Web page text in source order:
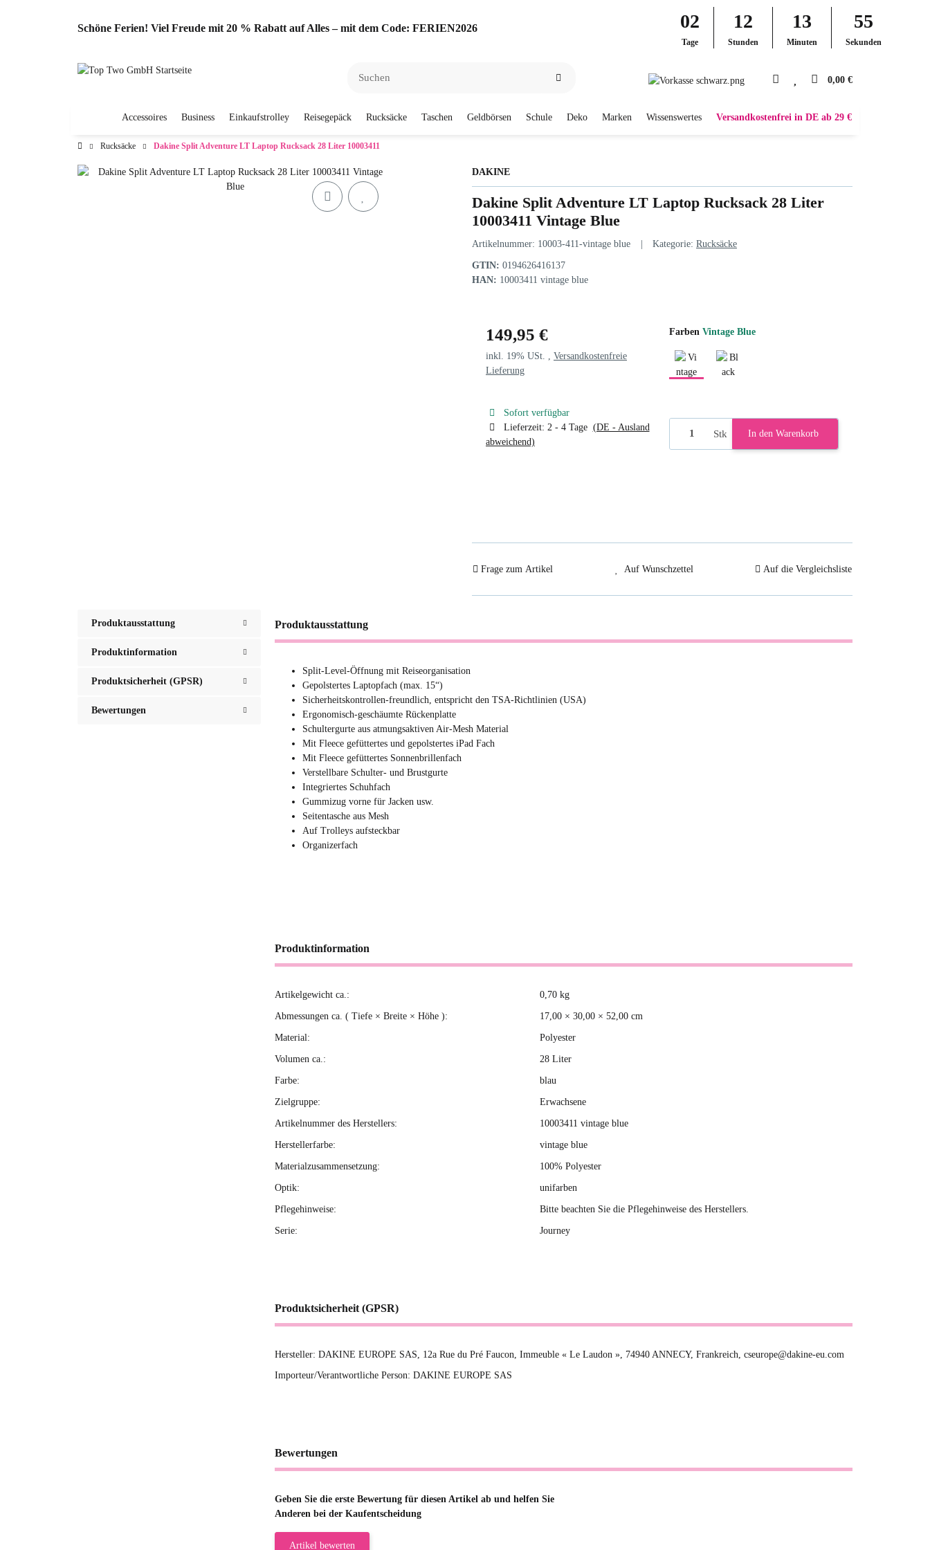
Schöne Ferien! Viel Freude mit 20 % Rabatt auf Alles – mit dem Code: FERIEN2026 02
Tage
12
Stunden
13
Minuten
54
Sekunden
0,00 €
Accessoires Business Einkaufstrolley Reisegepäck Rucksäcke Taschen Geldbörsen Schule Deko Marken Wissenswertes Versandkostenfrei in DE ab 29 €
Rucksäcke Dakine Split Adventure LT Laptop Rucksack 28 Liter 10003411
DAKINE
Dakine Split Adventure LT Laptop Rucksack 28 Liter
10003411 Vintage Blue
Artikelnummer: 10003-411-vintage blue Kategorie: Rucksäcke
GTIN: 0194626416137
HAN: 10003411 vintage blue
149,95 €
inkl. 19% USt. , Versandkostenfreie
Lieferung
Sofort verfügbar
Lieferzeit: 2 - 4 Tage (DE - Ausland
abweichend)
Farben Vintage Blue
Stk In den Warenkorb
Frage zum Artikel Auf Wunschzettel Auf die Vergleichsliste
Produktausstattung
Produktinformation
Produktsicherheit (GPSR)
Bewertungen
Produktausstattung
Split-Level-Öffnung mit Reiseorganisation
Gepolstertes Laptopfach (max. 15“)
Sicherheitskontrollen-freundlich, entspricht den TSA-Richtlinien (USA)
Ergonomisch-geschäumte Rückenplatte
Schultergurte aus atmungsaktiven Air-Mesh Material
Mit Fleece gefüttertes und gepolstertes iPad Fach
Mit Fleece gefüttertes Sonnenbrillenfach
Verstellbare Schulter- und Brustgurte
Integriertes Schuhfach
Gummizug vorne für Jacken usw.
Seitentasche aus Mesh
Auf Trolleys aufsteckbar
Organizerfach
Produktinformation
Produkteigenschaft
Wert
Artikelgewicht ca.: 0,70 kg
Abmessungen ca. ( Tiefe × Breite × Höhe ): 17,00 × 30,00 × 52,00 cm
Material: Polyester
Volumen ca.: 28 Liter
Farbe: blau
Zielgruppe: Erwachsene
Artikelnummer des Herstellers: 10003411 vintage blue
Herstellerfarbe: vintage blue
Materialzusammensetzung: 100% Polyester
Optik: unifarben
Pflegehinweise: Bitte beachten Sie die Pflegehinweise des Herstellers.
Serie: Journey
Produktsicherheit (GPSR)
Hersteller: DAKINE EUROPE SAS, 12a Rue du Pré Faucon, Immeuble « Le Laudon », 74940 ANNECY, Frankreich, cseurope@dakine-eu.com
Importeur/Verantwortliche Person: DAKINE EUROPE SAS
Bewertungen
Geben Sie die erste Bewertung für diesen Artikel ab und helfen Sie
Anderen bei der Kaufentscheidung
Artikel bewerten